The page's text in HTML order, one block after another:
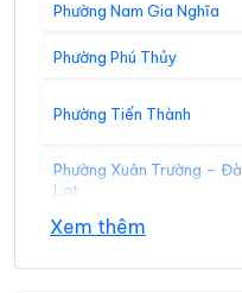
Phường Nam Gia Nghĩa
Phường Phú Thủy
Phường Tiến Thành
Phường Xuân Trường – Đà
Lạt
Xã Bắc Ruộng
Xem thêm